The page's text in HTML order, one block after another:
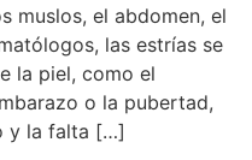
muslos, el abdomen, el
las estrías se
la piel, como el
o la pubertad,
y la falta […]